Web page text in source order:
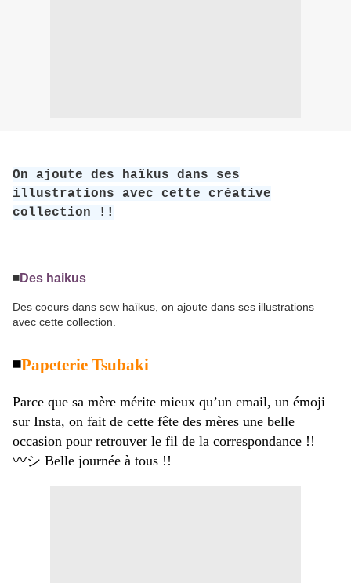
On ajoute des haïkus dans ses
illustrations avec cette créative
collection !!
◾️Des haikus
Des coeurs dans sew haïkus, on ajoute dans ses illustrations
avec cette collection.
◾️Papeterie Tsubaki
Parce que sa mère mérite mieux qu’un email, un émoji
sur Insta, on fait de cette fête des mères une belle
occasion pour retrouver le fil de la correspondance !!
〰️シ Belle journée à tous !!